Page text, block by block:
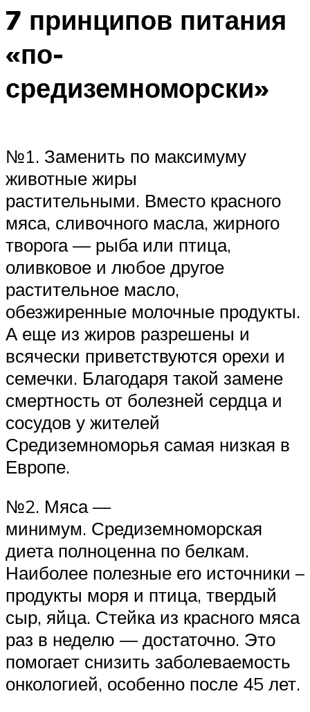
7 принципов питания
«по-
средиземноморски»
№1. Заменить по максимуму
животные жиры
растительными. Вместо красного
мяса, сливочного масла, жирного
творога — рыба или птица,
оливковое и любое другое
растительное масло,
обезжиренные молочные продукты.
А еще из жиров разрешены и
всячески приветствуются орехи и
семечки. Благодаря такой замене
смертность от болезней сердца и
сосудов у жителей
Средиземноморья самая низкая в
Европе.
№2. Мяса —
минимум. Средиземноморская
диета полноценна по белкам.
Наиболее полезные его источники –
продукты моря и птица, твердый
сыр, яйца. Стейка из красного мяса
раз в неделю — достаточно. Это
помогает снизить заболеваемость
онкологией, особенно после 45 лет.